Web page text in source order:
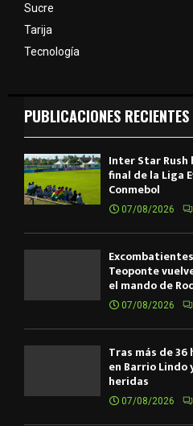
Sucre
Tarija
Tecnología
PUBLICACIONES RECIENTES
Inter Star Rush
final de la Liga
Conmebol
07/08/2026
Teoponte
el mando de
07/08/2026
Tras más de
en Barrio Lindo
heridas
07/08/2026